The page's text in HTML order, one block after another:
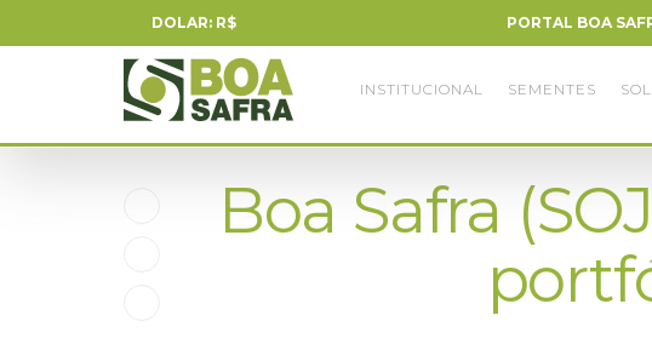
DOLAR: R$ PORTAL BOA
INSTITUCIONAL SEMENTES
Boa Safra